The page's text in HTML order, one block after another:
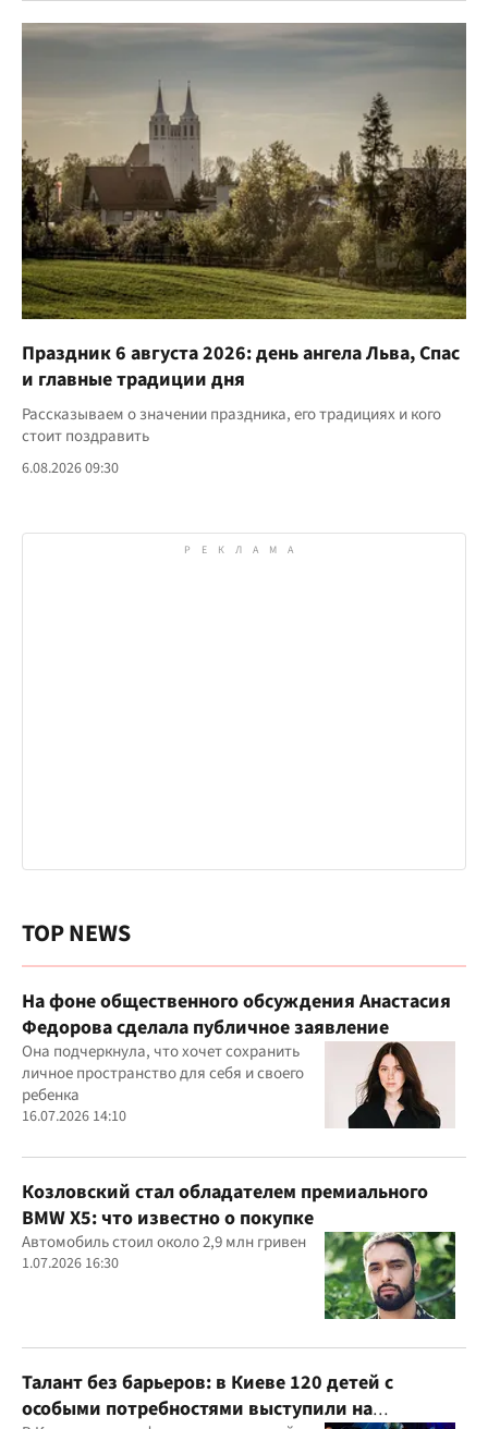
Праздник 6 августа 2026: день ангела Льва, Спас
и главные традиции дня
Рассказываем о значении праздника, его традициях и кого
стоит поздравить
6.08.2026 09:30
TOP NEWS
На фоне общественного обсуждения Анастасия
Федорова сделала публичное заявление
Она подчеркнула, что хочет сохранить
личное пространство для себя и своего
ребенка
16.07.2026 14:10
Козловский стал обладателем премиального
BMW X5: что известно о покупке
Автомобиль стоил около 2,9 млн гривен
1.07.2026 16:30
Талант без барьеров: в Киеве 120 детей с
особыми потребностями выступили на